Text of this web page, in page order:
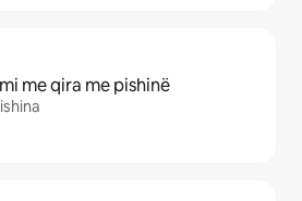
me qira me pishinë